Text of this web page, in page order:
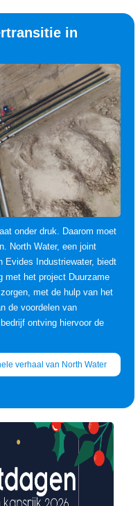
in
onder druk. Daarom moet
North Water, een joint
Evides Industriewater, biedt
met het project Duurzame
met de hulp van het
de voordelen van
ontving hiervoor de
verhaal van North Water